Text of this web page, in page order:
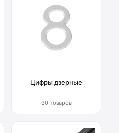
Цифры дверные
30 товаров